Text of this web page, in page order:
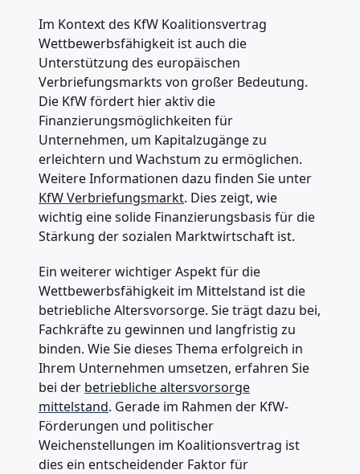
Im Kontext des KfW Koalitionsvertrag
Wettbewerbsfähigkeit ist auch die
Unterstützung des europäischen
Verbriefungsmarkts von großer Bedeutung.
Die KfW fördert hier aktiv die
Finanzierungsmöglichkeiten für
Unternehmen, um Kapitalzugänge zu
erleichtern und Wachstum zu ermöglichen.
Weitere Informationen dazu finden Sie unter
KfW Verbriefungsmarkt. Dies zeigt, wie
wichtig eine solide Finanzierungsbasis für die
Stärkung der sozialen Marktwirtschaft ist.
Ein weiterer wichtiger Aspekt für die
Wettbewerbsfähigkeit im Mittelstand ist die
betriebliche Altersvorsorge. Sie trägt dazu bei,
Fachkräfte zu gewinnen und langfristig zu
binden. Wie Sie dieses Thema erfolgreich in
Ihrem Unternehmen umsetzen, erfahren Sie
bei der betriebliche altersvorsorge
mittelstand. Gerade im Rahmen der KfW-
Förderungen und politischer
Weichenstellungen im Koalitionsvertrag ist
dies ein entscheidender Faktor für